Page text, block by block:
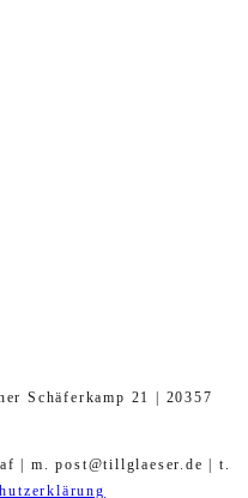
Schäferkamp 21 | 20357
| m. post@tillglaeser.de | t.